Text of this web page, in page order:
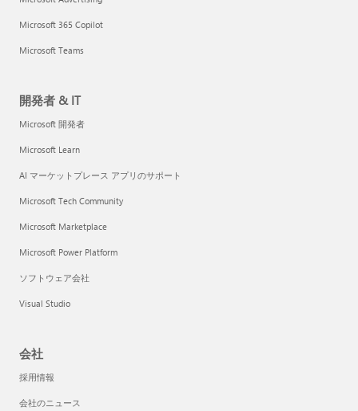
Microsoft 365 Copilot
Microsoft Teams
開発者 & IT
Microsoft 開発者
Microsoft Learn
AI マーケットプレース アプリのサポート
Microsoft Tech Community
Microsoft Marketplace
Microsoft Power Platform
ソフトウェア会社
Visual Studio
会社
採用情報
会社のニュース